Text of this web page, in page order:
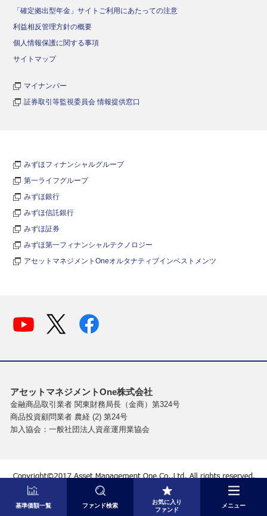
基準価額一覧 ファンド検索
お気に入り
ファンド
メニュー
「確定拠出型年金」サイトご利用にあたっての注意
利益相反管理方針の概要
個人情報保護に関する事項
サイトマップ
マイナンバー
証券取引等監視委員会 情報提供窓口
みずほフィナンシャルグループ
第一ライフグループ
みずほ銀行
みずほ信託銀行
みずほ証券
みずほ第一フィナンシャルテクノロジー
アセットマネジメントOneオルタナティブインベストメンツ
アセットマネジメントOne株式会社
金融商品取引業者 関東財務局長（金商）第324号
商品投資顧問業者 農経 (2) 第24号
加入協会：一般社団法人資産運用業協会